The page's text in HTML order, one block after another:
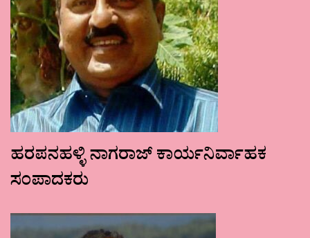
ಹರಪನಹಳ್ಳಿ ನಾಗರಾಜ್ ಕಾರ್ಯನಿರ್ವಾಹಕ
ಸಂಪಾದಕರು